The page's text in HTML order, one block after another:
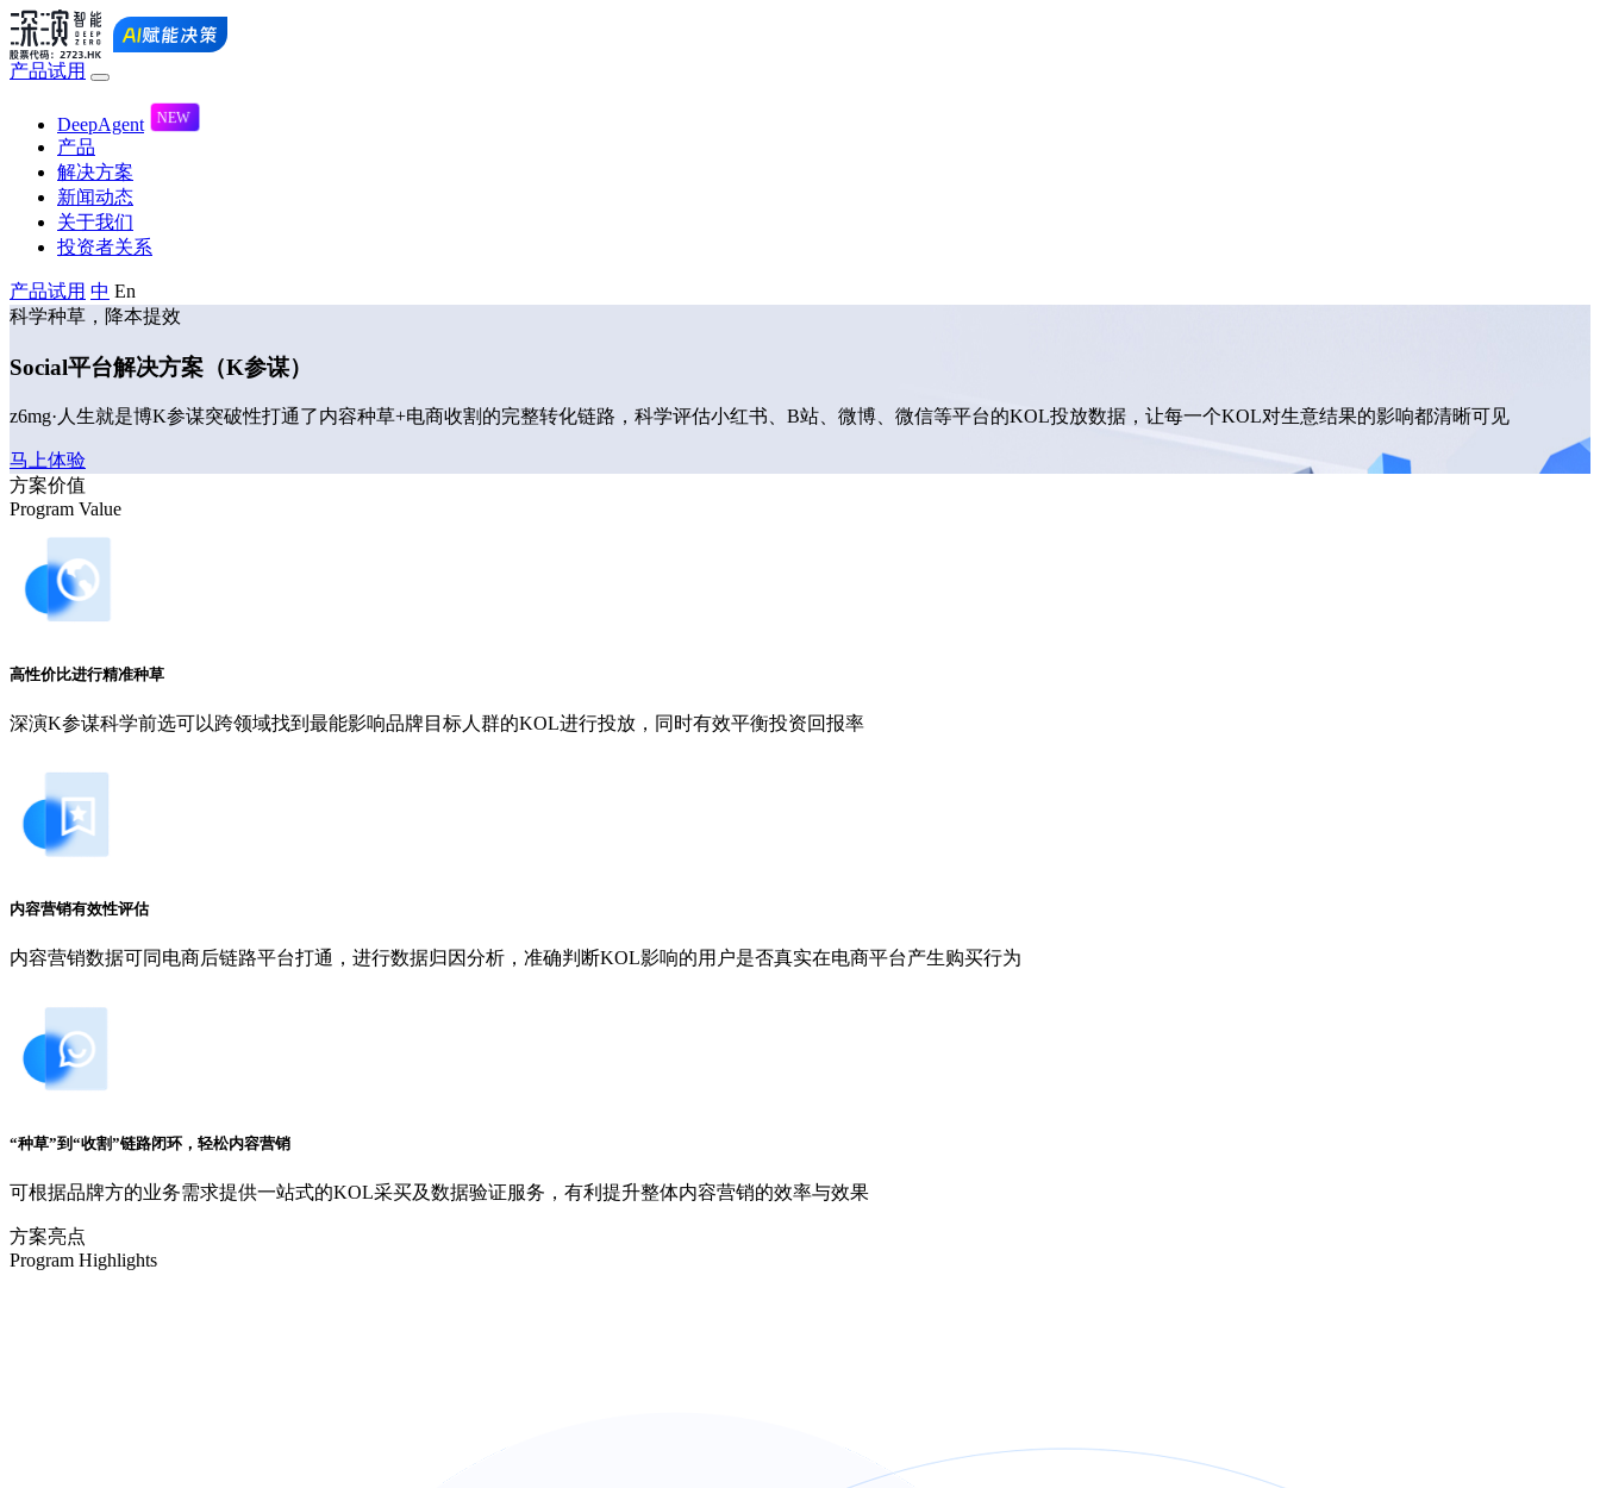
产品试用
DeepAgent
产品
解决方案
新闻动态
关于我们
投资者关系
产品试用 中 En
科学种草，降本提效
Social平台解决方案（K参谋）
z6mg·人生就是博K参谋突破性打通了内容种草+电商收割的完整转化链路，科学评估小红书、B站、微博、微信等平台的KOL投放数据，让每一个KOL对生意结果的影响都清晰可见
马上体验
方案价值
Program Value
高性价比进行精准种草
深演K参谋科学前选可以跨领域找到最能影响品牌目标人群的KOL进行投放，同时有效平衡投资回报率
内容营销有效性评估
内容营销数据可同电商后链路平台打通，进行数据归因分析，准确判断KOL影响的用户是否真实在电商平台产生购买行为
“种草”到“收割”链路闭环，轻松内容营销
可根据品牌方的业务需求提供一站式的KOL采买及数据验证服务，有利提升整体内容营销的效率与效果
方案亮点
Program Highlights